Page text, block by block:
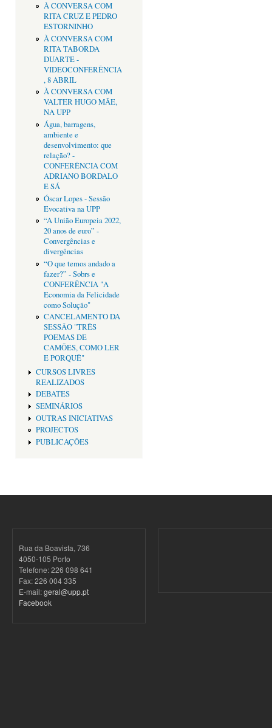
À CONVERSA COM
RITA CRUZ E PEDRO
ESTORNINHO
À CONVERSA COM
RITA TABORDA
DUARTE -
VIDEOCONFERÊNCIA
, 8 ABRIL
À CONVERSA COM
VALTER HUGO MÃE,
NA UPP
Água, barragens,
ambiente e
desenvolvimento: que
relação? -
CONFERÊNCIA COM
ADRIANO BORDALO
E SÁ
Óscar Lopes - Sessão
Evocativa na UPP
“A União Europeia 2022,
20 anos de euro” -
Convergências e
divergências
“O que temos andado a
fazer?” - Sobrs e
CONFERÊNCIA "A
Economia da Felicidade
como Solução"
CANCELAMENTO DA
SESSÂO "TRÊS
POEMAS DE
CAMÕES, COMO LER
E PORQUÊ"
CURSOS LIVRES
REALIZADOS
DEBATES
SEMINÁRIOS
OUTRAS INICIATIVAS
PROJECTOS
PUBLICAÇÕES
Rua da Boavista, 736
4050-105 Porto
Telefone: 226 098 641
Fax: 226 004 335
E-mail:geral@upp.pt
Facebook